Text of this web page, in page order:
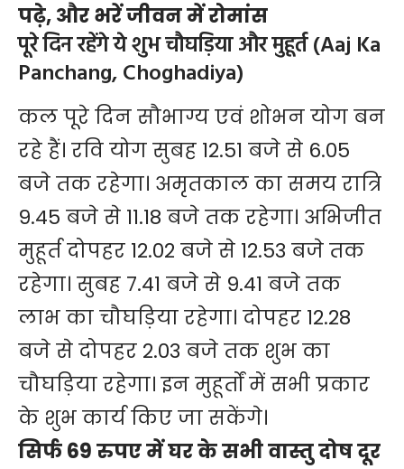
पढ़े, और भरें जीवन में रोमांस
पूरे दिन रहेंगे ये शुभ चौघड़िया और मुहूर्त (Aaj Ka
Panchang, Choghadiya)
कल पूरे दिन सौभाग्य एवं शोभन योग बन
रहे हैं। रवि योग सुबह 12.51 बजे से 6.05
बजे तक रहेगा। अमृतकाल का समय रात्रि
9.45 बजे से 11.18 बजे तक रहेगा। अभिजीत
मुहूर्त दोपहर 12.02 बजे से 12.53 बजे तक
रहेगा। सुबह 7.41 बजे से 9.41 बजे तक
लाभ का चौघड़िया रहेगा। दोपहर 12.28
बजे से दोपहर 2.03 बजे तक शुभ का
चौघड़िया रहेगा। इन मुहूर्तों में सभी प्रकार
के शुभ कार्य किए जा सकेंगे।
सिर्फ 69 रुपए में घर के सभी वास्तु दोष दूर